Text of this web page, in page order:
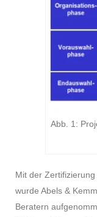
Abb. 1:
Mit der Zertifizierung
wurde Abels &
Beratern